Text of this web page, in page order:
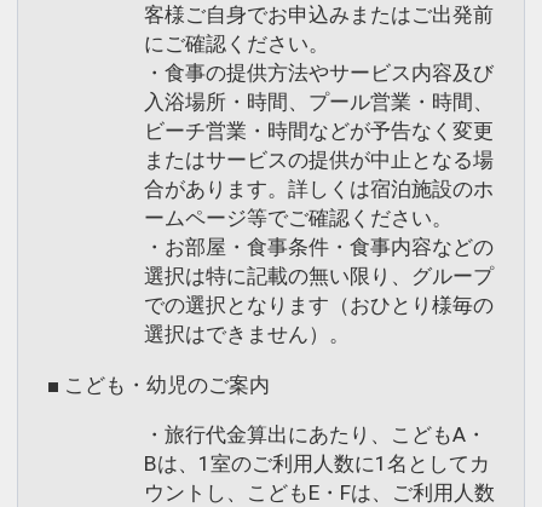
客様ご自身でお申込みまたはご出発前
にご確認ください。
・食事の提供方法やサービス内容及び
入浴場所・時間、プール営業・時間、
ビーチ営業・時間などが予告なく変更
またはサービスの提供が中止となる場
合があります。詳しくは宿泊施設のホ
ームページ等でご確認ください。
・お部屋・食事条件・食事内容などの
選択は特に記載の無い限り、グループ
での選択となります（おひとり様毎の
選択はできません）。
■ こども・幼児のご案内
・旅行代金算出にあたり、こどもA・
Bは、1室のご利用人数に1名としてカ
ウントし、こどもE・Fは、ご利用人数